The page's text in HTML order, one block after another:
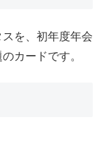
を、初年度年会
カードです。